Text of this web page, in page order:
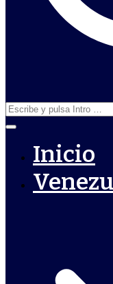
Buscar:
Inicio